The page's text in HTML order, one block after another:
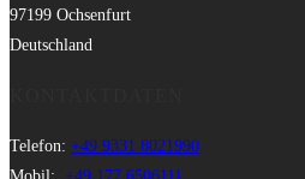
97199 Ochsenfurt
Deutschland
Telefon: +49 9331 8021990